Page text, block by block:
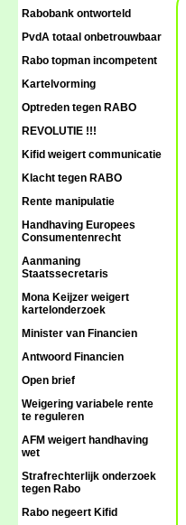
Rabobank ontworteld
PvdA totaal onbetrouwbaar
Rabo topman incompetent
Kartelvorming
Optreden tegen RABO
REVOLUTIE !!!
Kifid weigert communicatie
Klacht tegen RABO
Rente manipulatie
Handhaving Europees
Consumentenrecht
Aanmaning
Staatssecretaris
Mona Keijzer weigert
kartelonderzoek
Minister van Financien
Antwoord Financien
Open brief
Weigering variabele rente
te reguleren
AFM weigert handhaving
wet
Strafrechterlijk onderzoek
tegen Rabo
Rabo negeert Kifid